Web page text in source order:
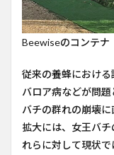
Beewiseのコンテナ
従来の養蜂における
バロア病などが問
バチの群れの崩壊
拡大には、女王バ
れらに対して現状